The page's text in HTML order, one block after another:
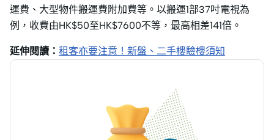
運費、大型物件搬運費附加費等。以搬運1部37吋電視為
例，收費由HK$50至HK$7600不等，最高相差141倍。
延伸閱讀： 租客亦要注意！新盤、二手樓驗樓須知